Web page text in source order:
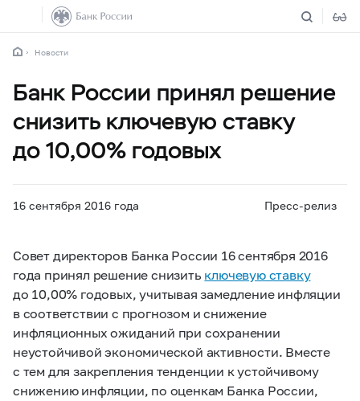
Новости
Банк России принял решение
снизить ключевую ставку
до 10,00% годовых
16 сентября 2016 года Пресс-релиз
Совет директоров Банка России 16 сентября 2016
года принял решение снизить ключевую ставку
до 10,00% годовых, учитывая замедление инфляции
в соответствии с прогнозом и снижение
инфляционных ожиданий при сохранении
неустойчивой экономической активности. Вместе
с тем для закрепления тенденции к устойчивому
снижению инфляции, по оценкам Банка России,